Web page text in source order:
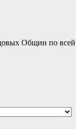
Общин по всей